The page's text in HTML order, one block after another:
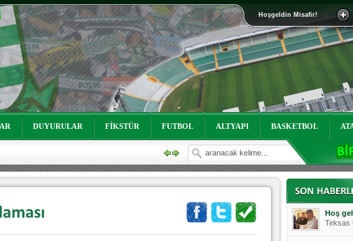
Hoşgeldin Misafir!
DUYURULAR FİKSTÜR FUTBOL ALTYAPI BASKETBOL
Hoş
Hoş
Hoş
Teksas
Hoş
Teksas